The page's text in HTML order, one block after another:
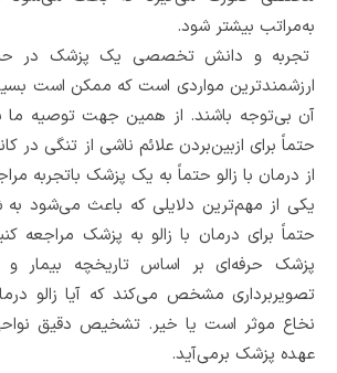
به‌مراتب بیشتر شود.
تجربه و دانش تخصصی یک پزشک در
ارزشمندترین مواردی است که ممکن است
آن بی‌توجه باشند. از همین جهت توصیه ما
حتماً برای ازبین‌بردن علائم ناشی از تنگی در
از درمان با زالو حتماً به یک پزشک باتجربه
یکی از مهم‌ترین دلایلی که باعث می‌شود
حتماً برای درمان با زالو به پزشک مراجعه
پزشک حرفه‌ای بر اساس تاریخچه بیمار و
تصویربرداری مشخص می‌کند که آیا زالو
نخاع موثر است یا خیر. تشخیص دقیق
عهده پزشک برمی‌آید.